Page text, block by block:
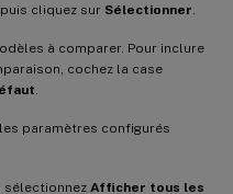
, puis cliquez sur Sélectionner
à comparer. Pour inclure
cochez la case
, les paramètres configurés
sélectionnez Afficher tous les